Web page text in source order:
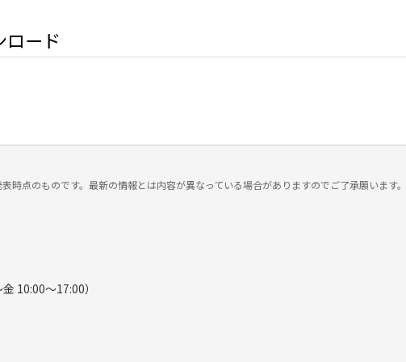
ロード
時点のものです。最新の情報とは内容が異なっている場合がありますのでご了承願います。
10:00～17:00）